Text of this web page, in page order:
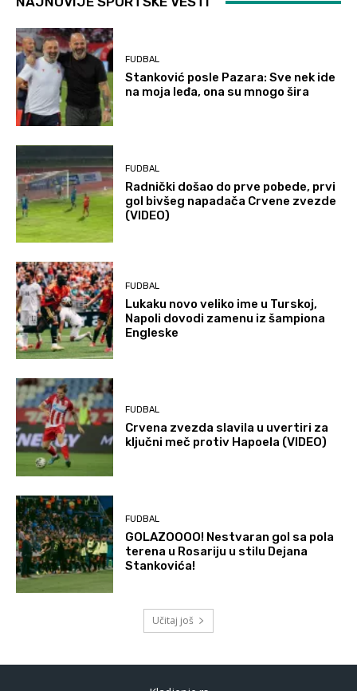
FUDBAL
Stanković posle Pazara: Sve nek ide
na moja leđa, ona su mnogo šira
FUDBAL
Radnički došao do prve pobede, prvi
gol bivšeg napadača Crvene zvezde
(VIDEO)
FUDBAL
Lukaku novo veliko ime u Turskoj,
Napoli dovodi zamenu iz šampiona
Engleske
FUDBAL
Crvena zvezda slavila u uvertiri za
ključni meč protiv Hapoela (VIDEO)
FUDBAL
GOLAZOOOO! Nestvaran gol sa pola
terena u Rosariju u stilu Dejana
Stankovića!
Učitaj još